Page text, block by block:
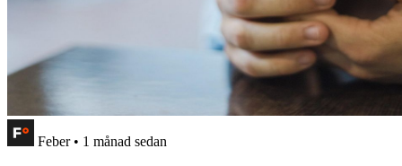
Feber • 1 månad sedan